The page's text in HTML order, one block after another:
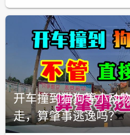
开车撞到猫狗等小动
走，算肇事逃逸吗？